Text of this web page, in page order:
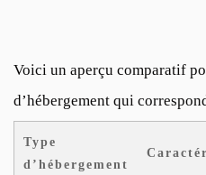
Voici un aperçu comparatif
d’hébergement qui
Type
d’hébergement